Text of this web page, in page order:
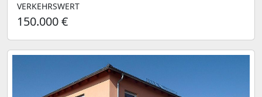
VERKEHRSWERT
150.000 €